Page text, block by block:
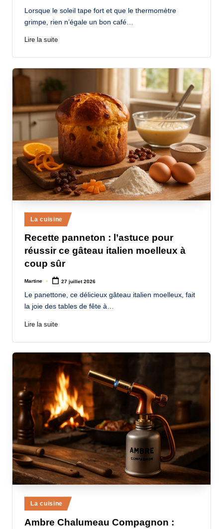
Lorsque le soleil tape fort et que le thermomètre
grimpe, rien n’égale un bon café…
Lire la suite
Posted
in
La cuisine
Recette panneton : l’astuce pour
réussir ce gâteau italien moelleux à
coup sûr
Posted
Martine 27 juillet 2026
Le panettone, ce délicieux gâteau italien moelleux, fait
la joie des tables de fête à…
Lire la suite
Posted
in
La cuisine
Ambre Chalumeau Compagnon :